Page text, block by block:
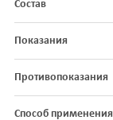
Состав
Показания
Противопоказания
Способ применения